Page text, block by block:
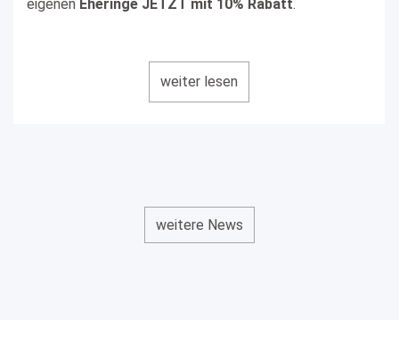
https://www.123gold.de/termin/vereinbaren/magdeburg/
eigenen Eheringe JETZT mit 10% Rabatt.
www.123gold.de
weiter lesen
weitere News